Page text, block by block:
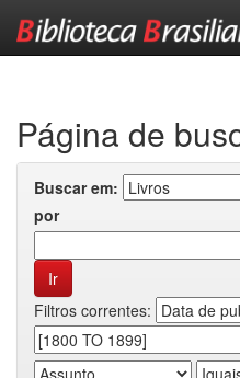
Página de
Buscar em:
por
Filtros correntes: